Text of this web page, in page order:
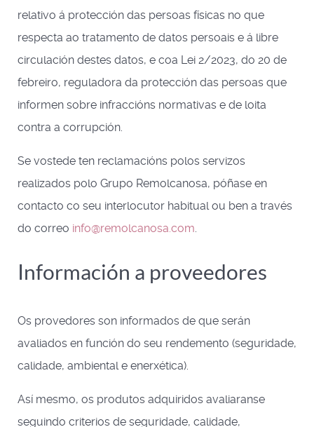
relativo á protección das persoas físicas no que
respecta ao tratamento de datos persoais e á libre
circulación destes datos, e coa Lei 2/2023, do 20 de
febreiro, reguladora da protección das persoas que
informen sobre infraccións normativas e de loita
contra a corrupción.
Se vostede ten reclamacións polos servizos
realizados polo Grupo Remolcanosa, póñase en
contacto co seu interlocutor habitual ou ben a través
do correo info@remolcanosa.com.
Información a proveedores
Os provedores son informados de que serán
avaliados en función do seu rendemento (seguridade,
calidade, ambiental e enerxética).
Así mesmo, os produtos adquiridos avaliaranse
seguindo criterios de seguridade, calidade,